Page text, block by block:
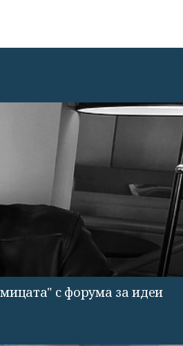
с форума за идеи